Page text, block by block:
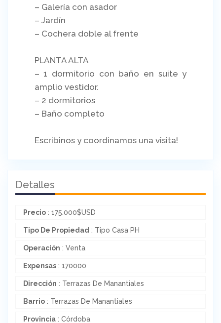
– Galería con asador
– Jardín
– Cochera doble al frente
PLANTA ALTA
– 1 dormitorio con baño en suite y
amplio vestidor.
– 2 dormitorios
– Baño completo
Escribinos y coordinamos una visita!
Detalles
Precio : 175.000$USD
Tipo De Propiedad : Tipo Casa PH
Operación : Venta
Expensas : 170000
Dirección : Terrazas De Manantiales
Barrio : Terrazas De Manantiales
Provincia : Córdoba